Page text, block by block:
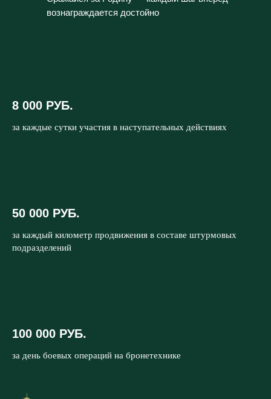
вознаграждается достойно
8 000 РУБ.
за каждые сутки участия в наступательных действиях
50 000 РУБ.
за каждый километр продвижения в составе штурмовых
подразделений
100 000 РУБ.
за день боевых операций на бронетехнике